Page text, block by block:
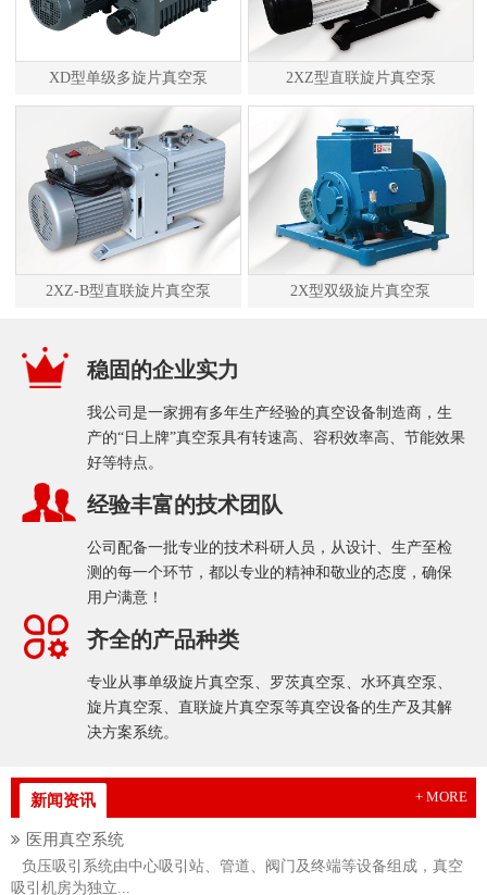
XD型单级多旋片真空泵 2XZ型直联旋片真空泵
2XZ-B型直联旋片真空泵 2X型双级旋片真空泵
稳固的企业实力
我公司是一家拥有多年生产经验的真空设备制造商，生
产的“日上牌”真空泵具有转速高、容积效率高、节能效果
好等特点。
经验丰富的技术团队
公司配备一批专业的技术科研人员，从设计、生产至检
测的每一个环节，都以专业的精神和敬业的态度，确保
用户满意！
齐全的产品种类
专业从事单级旋片真空泵、罗茨真空泵、水环真空泵、
旋片真空泵、直联旋片真空泵等真空设备的生产及其解
决方案系统。
新闻资讯 + MORE
医用真空系统
负压吸引系统由中心吸引站、管道、阀门及终端等设备组成，真空
吸引机房为独立...